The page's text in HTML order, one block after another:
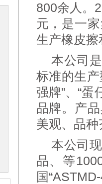
800余人。
元，是一
生产橡皮
本公司是
标准的生
强牌”、“蛋
品牌。产
美观、品
本公司现
品、等
国